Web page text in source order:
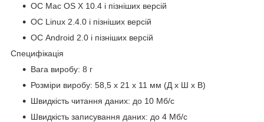
ОС Mac OS Х 10.4 і пізніших версій
ОС Linux 2.4.0 і пізніших версій
ОС Android 2.0 і пізніших версій
Специфікація
Вага виробу: 8 г
Розміри виробу: 58,5 x 21 x 11 мм (Д x Ш x В)
Швидкість читання даних: до 10 Мб/с
Швидкість записування даних: до 4 Мб/с